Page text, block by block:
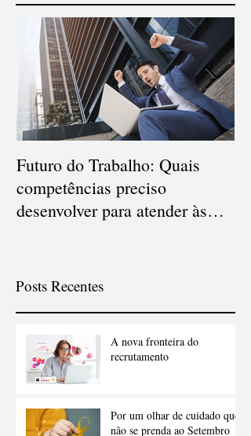
Futuro do Trabalho: Quais
competências preciso
desenvolver para atender às
Posts Recentes
A nova fronteira do
recrutamento
Por um olhar de cuidado que
não se prenda ao Setembro